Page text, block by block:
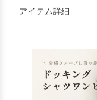
アイテム詳細